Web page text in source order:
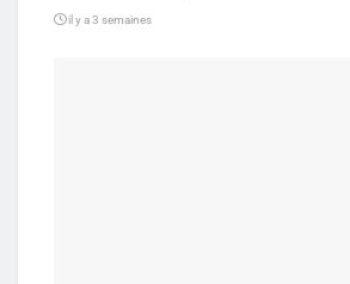
il y a 3 semaines